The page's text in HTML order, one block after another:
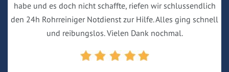
habe und es doch nicht schaffte, riefen wir schlussendlich
den 24h Rohrreiniger Notdienst zur Hilfe. Alles ging schnell
und reibungslos. Vielen Dank nochmal.